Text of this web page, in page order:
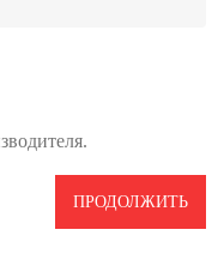
ПРОДОЛЖИТЬ